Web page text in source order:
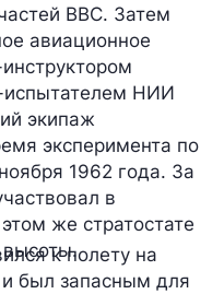
ВВС. Затем
авиационное
испытателем НИИ
экипаж
эксперимента по
1962 года. За
в
же стратостате
к полету на
был запасным для